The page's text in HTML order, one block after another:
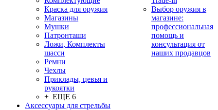
Краска для оружия
Магазины
Мушки
Патронташи
Ложи, Комплекты
шасси
Ремни
Чехлы
Приклады, цевья и
рукоятки
+ ЕЩЕ 6
Аксессуары для стрельбы
Выбор оружия в
магазине:
профессиональная
помощь и
консультация от
наших продавцов